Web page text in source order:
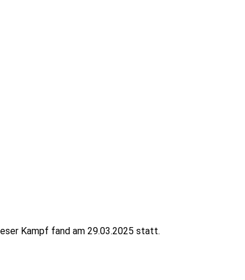
Kampf fand am 29.03.2025 statt.